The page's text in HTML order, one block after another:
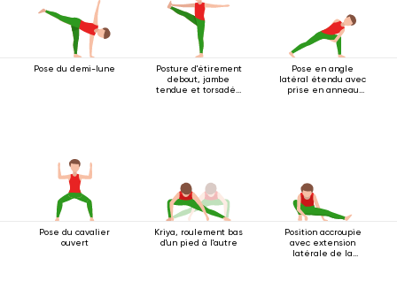
Pose du demi-lune
Posture d'étirement
debout, jambe
tendue et torsadée
Pose en angle
latéral étendu avec
prise en anneau
Pose du cavalier
ouvert
Kriya, roulement bas
d'un pied à l'autre
Position accroupie
avec extension
latérale de la